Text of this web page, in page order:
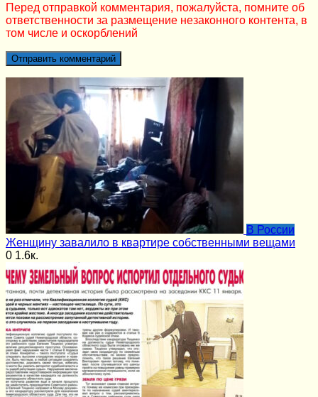
Перед отправкой комментария, пожалуйста, помните об
ответственности за размещение незаконного контента, в
том числе и оскорблений
В России
Женщину завалило в квартире собственными вещами
0 1.6к.